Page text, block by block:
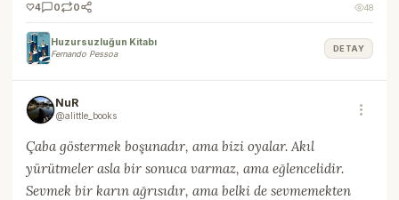
🤍4 0 0 48
Huzursuzluğun Kitabı
Fernando Pessoa
DETAY
NuR
@alittle_books
Çaba göstermek boşunadır, ama bizi oyalar. Akıl
yürütmeler asla bir sonuca varmaz, ama eğlencelidir.
Sevmek bir karın ağrısıdır, ama belki de sevmemekten